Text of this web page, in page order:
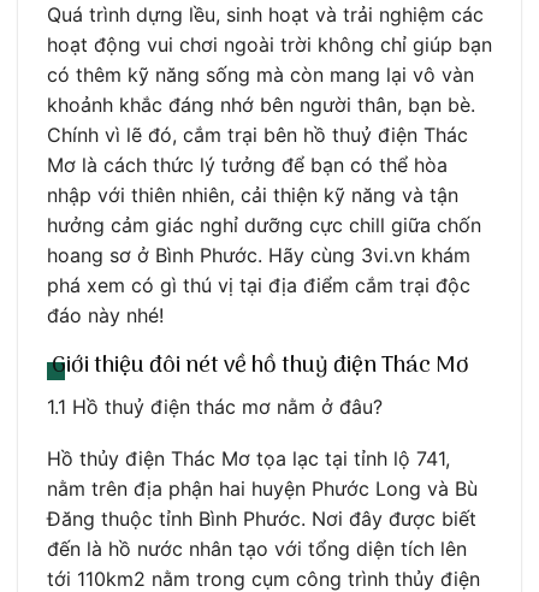
Quá trình dựng lều, sinh hoạt và trải nghiệm các
hoạt động vui chơi ngoài trời không chỉ giúp bạn
có thêm kỹ năng sống mà còn mang lại vô vàn
khoảnh khắc đáng nhớ bên người thân, bạn bè.
Chính vì lẽ đó, cắm trại bên hồ thuỷ điện Thác
Mơ là cách thức lý tưởng để bạn có thể hòa
nhập với thiên nhiên, cải thiện kỹ năng và tận
hưởng cảm giác nghỉ dưỡng cực chill giữa chốn
hoang sơ ở Bình Phước. Hãy cùng 3vi.vn khám
phá xem có gì thú vị tại địa điểm cắm trại độc
đáo này nhé!
Giới thiệu đôi nét về hồ thuỷ điện Thác Mơ
1.1 Hồ thuỷ điện thác mơ nằm ở đâu?
Hồ thủy điện Thác Mơ tọa lạc tại tỉnh lộ 741,
nằm trên địa phận hai huyện Phước Long và Bù
Đăng thuộc tỉnh Bình Phước. Nơi đây được biết
đến là hồ nước nhân tạo với tổng diện tích lên
tới 110km2 nằm trong cụm công trình thủy điện